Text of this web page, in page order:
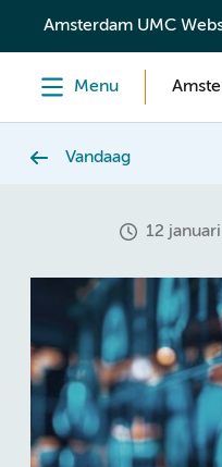
content
Amsterdam UMC
Menu
Vandaag
12